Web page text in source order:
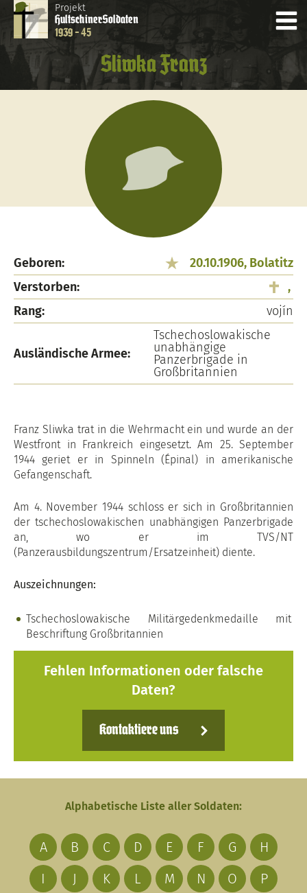
Projekt
HultschinerSoldaten
1939 - 45
Sliwka Franz
Geboren:
20.10.1906, Bolatitz
Verstorben:
,
Rang:
vojín
Ausländische Armee:
Tschechoslowakische
unabhängige
Panzerbrigade in
Großbritannien
Franz Sliwka trat in die Wehrmacht ein und wurde an der
Westfront in Frankreich eingesetzt. Am 25. September
1944 geriet er in Spinneln (Épinal) in amerikanische
Gefangenschaft.
Am 4. November 1944 schloss er sich in Großbritannien
der tschechoslowakischen unabhängigen Panzerbrigade
an, wo er im TVS/NT
(Panzerausbildungszentrum/Ersatzeinheit) diente.
Auszeichnungen:
Tschechoslowakische Militärgedenkmedaille mit
Beschriftung Großbritannien
Fehlen Informationen oder falsche
Daten?
Kontaktiere uns
Alphabetische Liste aller Soldaten:
A B C D E F G
H
I
J K L M N O
P